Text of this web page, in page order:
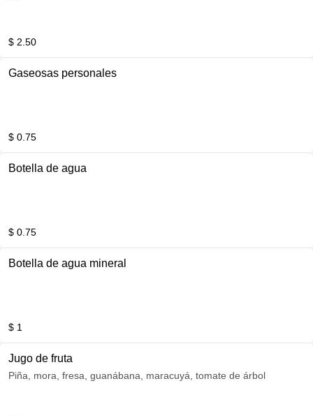
$ 2.50
Gaseosas personales
$ 0.75
Botella de agua
$ 0.75
Botella de agua mineral
$ 1
Jugo de fruta
Piña, mora, fresa, guanábana, maracuyá, tomate de árbol